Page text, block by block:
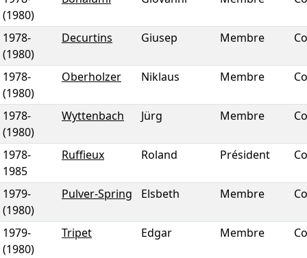
(1980)
1978-
(1980)
Decurtins Giusep Membre
1978-
(1980)
Oberholzer Niklaus Membre
1978-
(1980)
Wyttenbach Jürg Membre
1978-
1985
Ruffieux Roland Président
1979-
(1980)
Pulver-Spring Elsbeth Membre
1979-
(1980)
Tripet Edgar Membre